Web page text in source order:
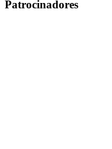
Patrocinadores